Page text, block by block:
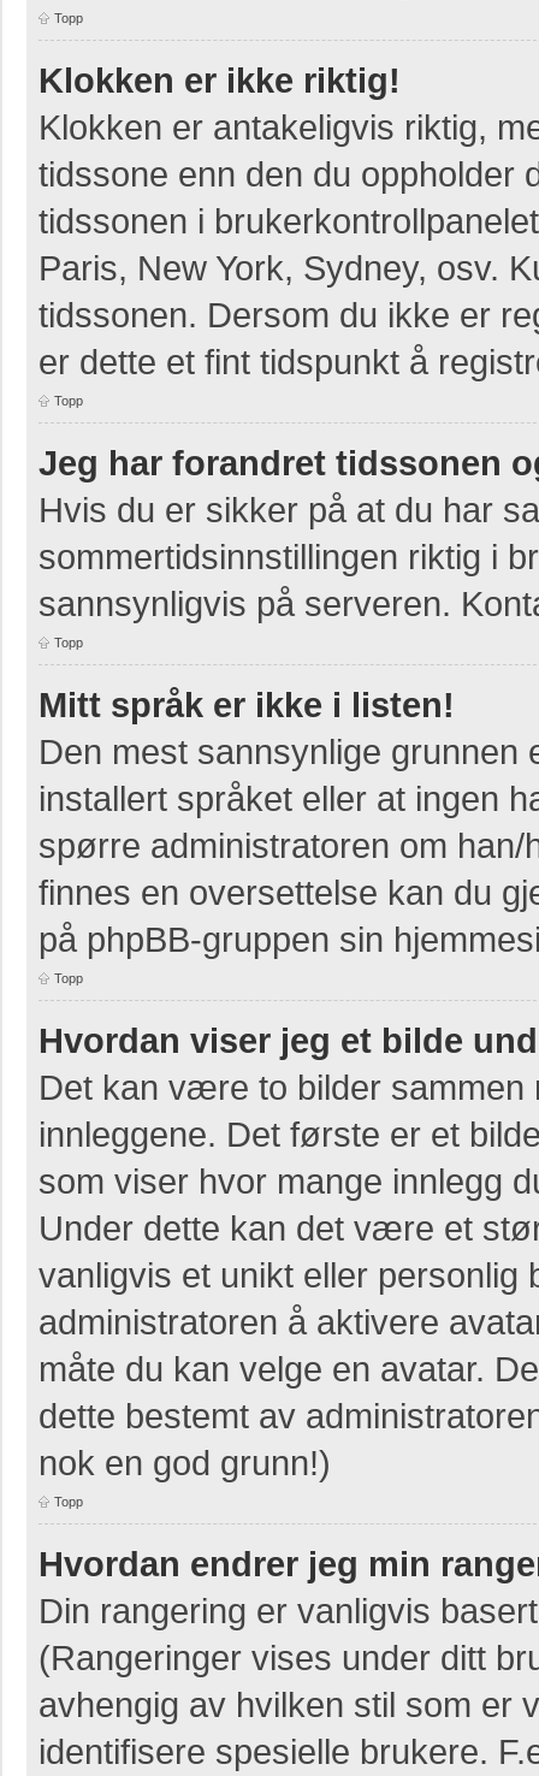
Topp
Klokken er ikke riktig!
Klokken er antakeligvis riktig,
tidssone enn den du oppholder
tidssonen i
Paris, New York, Sydney, osv.
tidssonen. Dersom du ikke er
er dette et fint tidspunkt å
Topp
Jeg har forandret tidssonen
Hvis du er sikker på at du har
sommertidsinnstillingen riktig i
sannsynligvis på serveren.
Topp
Mitt språk er ikke i listen!
Den mest sannsynlige grunnen
installert språket eller at ingen
spørre administratoren om
finnes en oversettelse kan du
på phpBB-gruppen sin
Topp
Hvordan viser jeg et bilde
Det kan være to bilder
innleggene. Det første er et
som viser hvor mange innlegg
Under dette kan det være et
vanligvis et unikt eller personlig
administratoren å aktivere
måte du kan velge en avatar.
dette bestemt av
nok en god grunn!)
Topp
Hvordan endrer jeg min
Din rangering er vanligvis
(Rangeringer vises under ditt
avhengig av hvilken stil som er
identifisere spesielle brukere.